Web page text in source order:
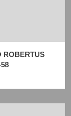
ROBERTUS